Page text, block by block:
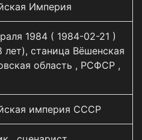
Империя
1984 ( 1984-02-21 )
лет), станица Вёшенская
область , РСФСР ,
империя СССР